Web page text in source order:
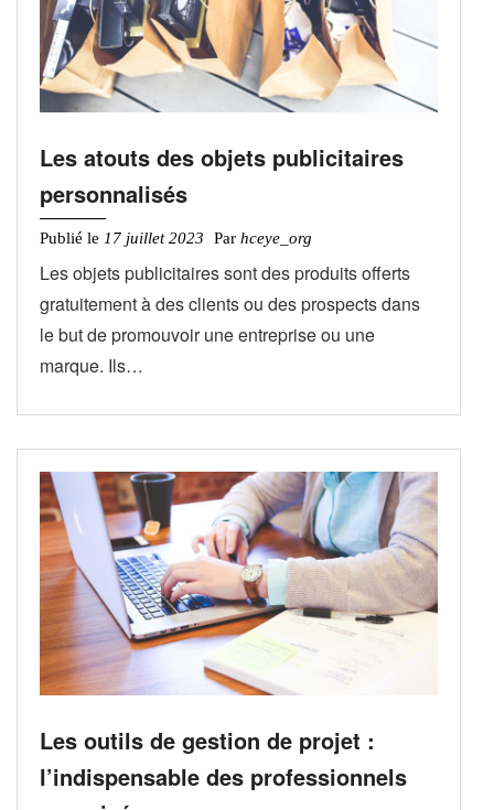
Les atouts des objets publicitaires
personnalisés
Publié le 17 juillet 2023 Par hceye_org
Les objets publicitaires sont des produits offerts
gratuitement à des clients ou des prospects dans
le but de promouvoir une entreprise ou une
marque. Ils…
Les outils de gestion de projet :
l’indispensable des professionnels